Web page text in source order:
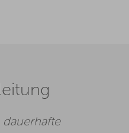
dauerhafte